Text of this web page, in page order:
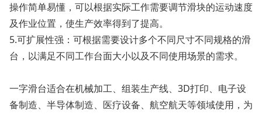
操作简单易懂，可以根据实际工作需要调节滑块的运动速度
及作业位置，使生产效率得到了提高。
5.可扩展性强：可根据需要设计多个不同尺寸不同规格的滑
台，以满足不同工作台面大小以及不同使用场景的需求。
一字滑台适合在机械加工、组装生产线、3D打印、电子设
备制造、半导体制造、医疗设备、航空航天等领域使用，为